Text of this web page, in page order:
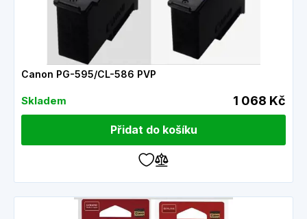
Canon PG-595/CL-586 PVP
Skladem 1 068 Kč
Přidat do košíku